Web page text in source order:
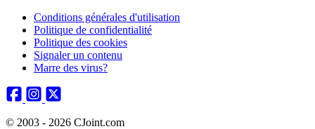
Conditions générales d'utilisation
Politique de confidentialité
Politique des cookies
Signaler un contenu
Marre des virus?
© 2003 - 2026 CJoint.com